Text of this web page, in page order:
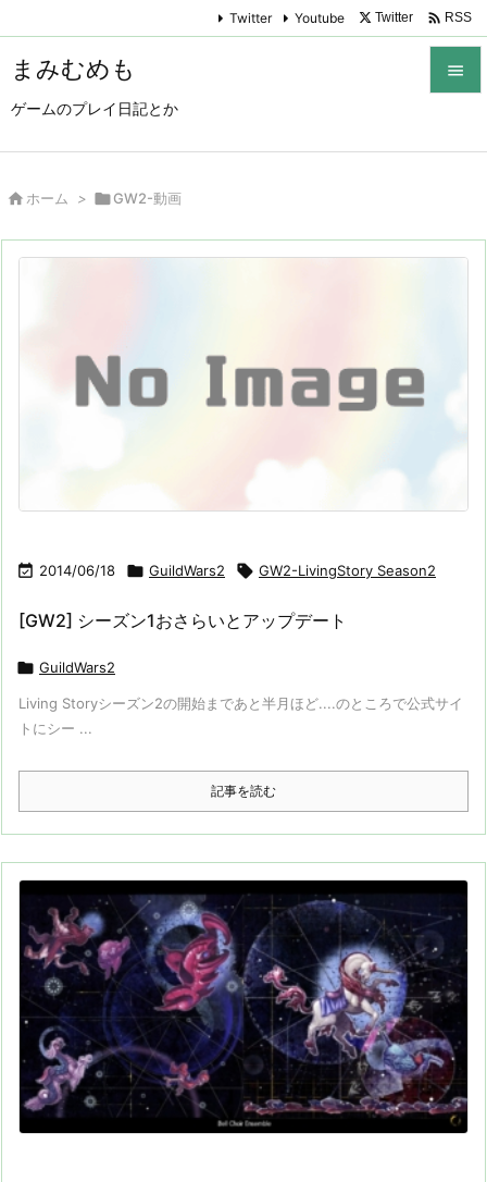
まみむめも
ゲームのプレイ日記とか

Twitter Youtube Twitter  RSS
 ホーム > GW2-動画
 2014/06/18  GuildWars2  GW2-LivingStory Season2
[GW2] シーズン1おさらいとアップデート
 GuildWars2
Living Storyシーズン2の開始まであと半月ほど....のところで公式サイ
トにシー ...
記事を読む